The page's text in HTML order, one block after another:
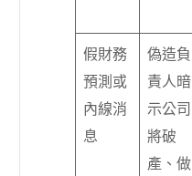
假財務
預測或
內線消
息
偽造負
責人暗
示公司
將破
產、做